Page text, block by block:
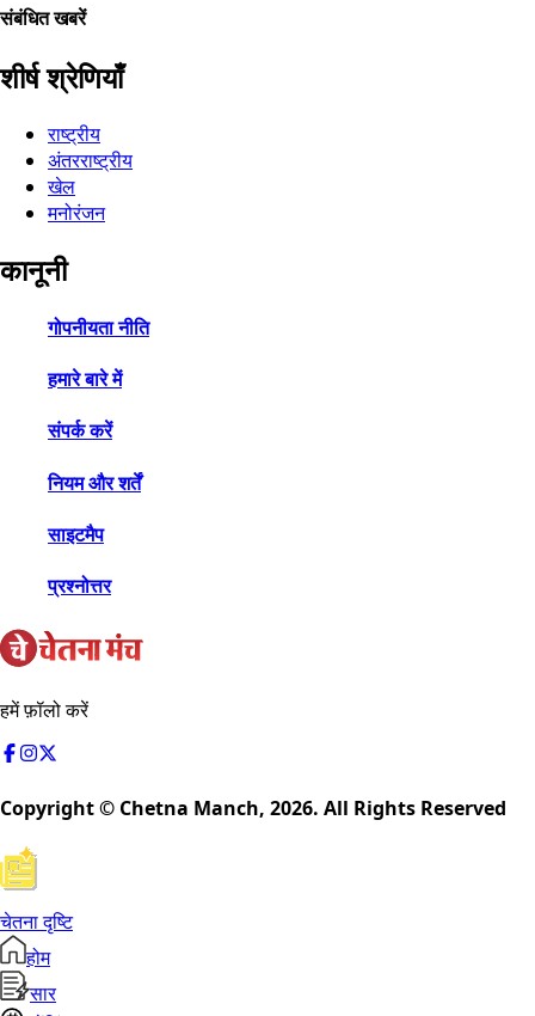
संबंधित खबरें
शीर्ष श्रेणियाँ
राष्ट्रीय
अंतरराष्ट्रीय
खेल
मनोरंजन
कानूनी
गोपनीयता नीति
हमारे बारे में
संपर्क करें
नियम और शर्तें
साइटमैप
प्रश्नोत्तर
हमें फ़ॉलो करें
Copyright © Chetna Manch, 2026. All Rights Reserved
चेतना दृष्टि
होम
सार